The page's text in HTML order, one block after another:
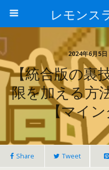
レモンス
2024年6月5
【統合版の裏
限を加える方
【マイ
Share Tweet